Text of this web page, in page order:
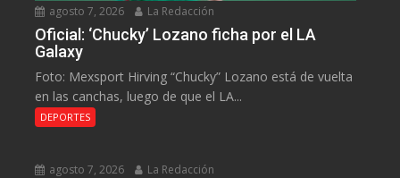
agosto 7, 2026 La Redacción
Oficial: ‘Chucky’ Lozano ficha por el LA
Galaxy
Foto: Mexsport Hirving “Chucky” Lozano está de vuelta
en las canchas, luego de que el LA...
DEPORTES
agosto 7, 2026 La Redacción